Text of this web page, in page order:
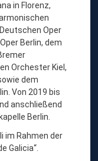
in Florenz,
Oper
Berlin, dem
Orchester Kiel,
dem
Von 2019 bis
anschließend
Berlin.
im Rahmen der
Galicia“.